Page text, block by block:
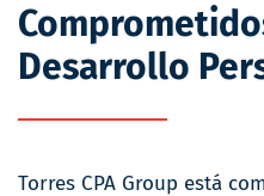
Desarrollo
Torres CPA Group está